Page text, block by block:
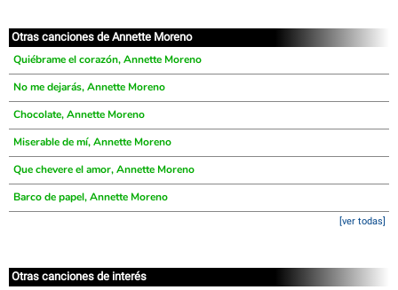
Otras canciones de Annette Moreno
Quiébrame el corazón, Annette Moreno
No me dejarás, Annette Moreno
Chocolate, Annette Moreno
Miserable de mí, Annette Moreno
Que chevere el amor, Annette Moreno
Barco de papel, Annette Moreno
[ver todas]
Otras canciones de interés